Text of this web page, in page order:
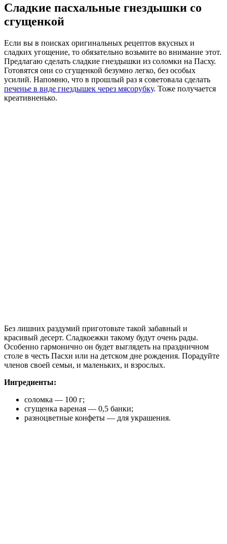
Сладкие пасхальные гнездышки со
сгущенкой
Если вы в поисках оригинальных рецептов вкусных и
сладких угощение, то обязательно возьмите во внимание этот.
Предлагаю сделать сладкие гнездышки из соломки на Пасху.
Готовятся они со сгущенкой безумно легко, без особых
усилий. Напомню, что в прошлый раз я советовала сделать
печенье в виде гнездышек через мясорубку. Тоже получается
креативненько.
Без лишних раздумий приготовьте такой забавный и
красивый десерт. Сладкоежки такому будут очень рады.
Особенно гармонично он будет выглядеть на праздничном
столе в честь Пасхи или на детском дне рождения. Порадуйте
членов своей семьи, и маленьких, и взрослых.
Ингредиенты:
соломка — 100 г;
сгущенка вареная — 0,5 банки;
разноцветные конфеты — для украшения.